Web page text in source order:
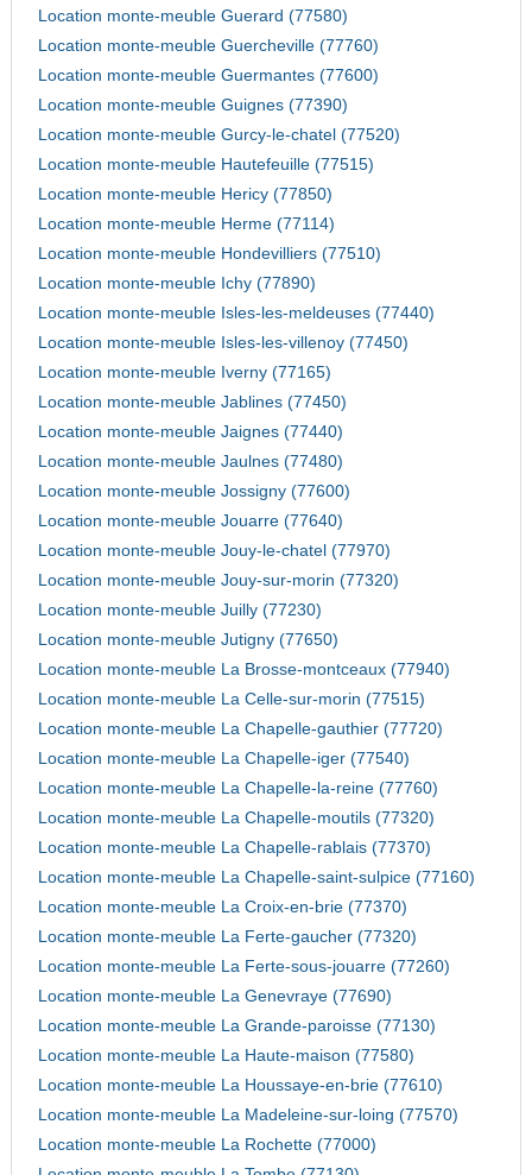
Location monte-meuble Guerard (77580)
Location monte-meuble Guercheville (77760)
Location monte-meuble Guermantes (77600)
Location monte-meuble Guignes (77390)
Location monte-meuble Gurcy-le-chatel (77520)
Location monte-meuble Hautefeuille (77515)
Location monte-meuble Hericy (77850)
Location monte-meuble Herme (77114)
Location monte-meuble Hondevilliers (77510)
Location monte-meuble Ichy (77890)
Location monte-meuble Isles-les-meldeuses (77440)
Location monte-meuble Isles-les-villenoy (77450)
Location monte-meuble Iverny (77165)
Location monte-meuble Jablines (77450)
Location monte-meuble Jaignes (77440)
Location monte-meuble Jaulnes (77480)
Location monte-meuble Jossigny (77600)
Location monte-meuble Jouarre (77640)
Location monte-meuble Jouy-le-chatel (77970)
Location monte-meuble Jouy-sur-morin (77320)
Location monte-meuble Juilly (77230)
Location monte-meuble Jutigny (77650)
Location monte-meuble La Brosse-montceaux (77940)
Location monte-meuble La Celle-sur-morin (77515)
Location monte-meuble La Chapelle-gauthier (77720)
Location monte-meuble La Chapelle-iger (77540)
Location monte-meuble La Chapelle-la-reine (77760)
Location monte-meuble La Chapelle-moutils (77320)
Location monte-meuble La Chapelle-rablais (77370)
Location monte-meuble La Chapelle-saint-sulpice (77160)
Location monte-meuble La Croix-en-brie (77370)
Location monte-meuble La Ferte-gaucher (77320)
Location monte-meuble La Ferte-sous-jouarre (77260)
Location monte-meuble La Genevraye (77690)
Location monte-meuble La Grande-paroisse (77130)
Location monte-meuble La Haute-maison (77580)
Location monte-meuble La Houssaye-en-brie (77610)
Location monte-meuble La Madeleine-sur-loing (77570)
Location monte-meuble La Rochette (77000)